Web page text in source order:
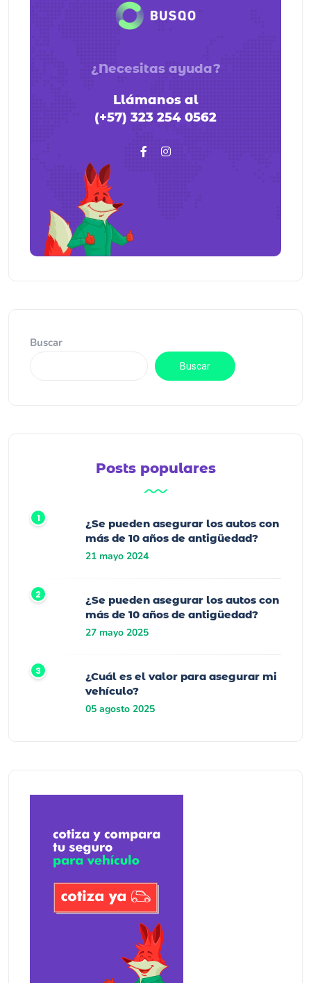
¿Necesitas ayuda?
Llámanos al
(+57) 323 254 0562
Buscar
Buscar
Posts populares
¿Se pueden asegurar los autos con
más de 10 años de antigüedad?
21 mayo 2024
¿Se pueden asegurar los autos con
más de 10 años de antigüedad?
27 mayo 2025
¿Cuál es el valor para asegurar mi
vehículo?
05 agosto 2025